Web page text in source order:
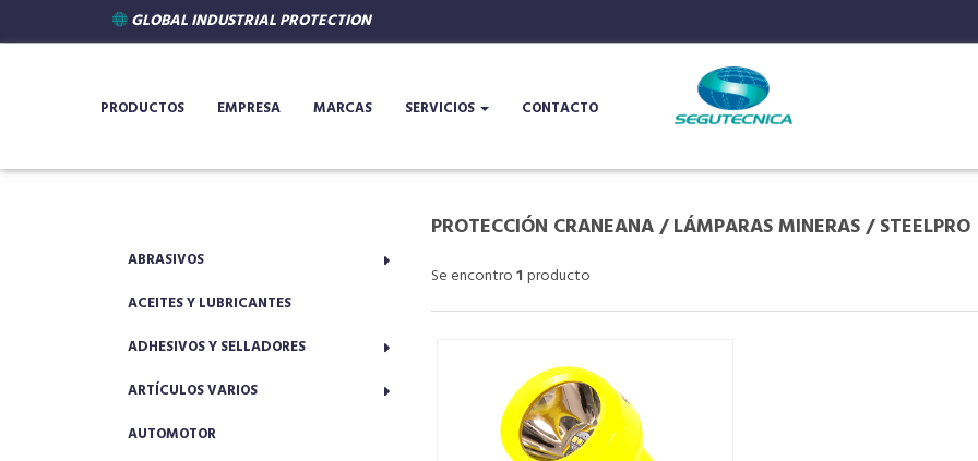
GLOBAL INDUSTRIAL PROTECTION
PRODUCTOS EMPRESA MARCAS SERVICIOS CONTACTO
ABRASIVOS
ACEITES Y LUBRICANTES
ADHESIVOS Y SELLADORES
ARTÍCULOS VARIOS
AUTOMOTOR
PROTECCIÓN CRANEANA/LÁMPARAS MINERAS/STEELPRO
Se encontro1 producto